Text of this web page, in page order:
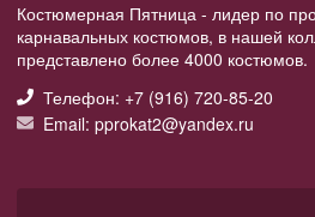
Костюмерная Пятница - лидер по
карнавальных костюмов, в нашей
представлено более 4000 костюмов.
Телефон: +7 (916) 720-85-20
Email: pprokat2@yandex.ru